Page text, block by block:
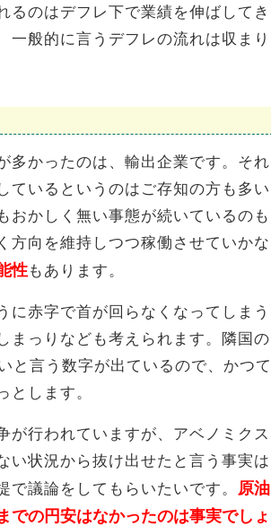
るのはデフレ下で業績を伸ばしてき
一般的に言うデフレの流れは収まり
多かったのは、輸出企業です。それ
ているというのはご存知の方も多い
おかしく無い事態が続いているのも
方向を維持しつつ稼働させていかな
性もあります。
に赤字で首が回らなくなってしまう
まっりなども考えられます。隣国の
と言う数字が出ているので、かつて
とします。
が行われていますが、アベノミクス
い状況から抜け出せたと言う事実は
議論をしてもらいたいです。 原油
での円安はなかったのは事実でしょ